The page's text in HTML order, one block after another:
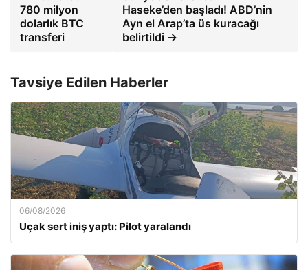
780 milyon
dolarlık BTC
transferi
Haseke’den başladı! ABD’nin
Ayn el Arap’ta üs kuracağı
belirtildi →
Tavsiye Edilen Haberler
06/08/2026
Uçak sert iniş yaptı: Pilot yaralandı